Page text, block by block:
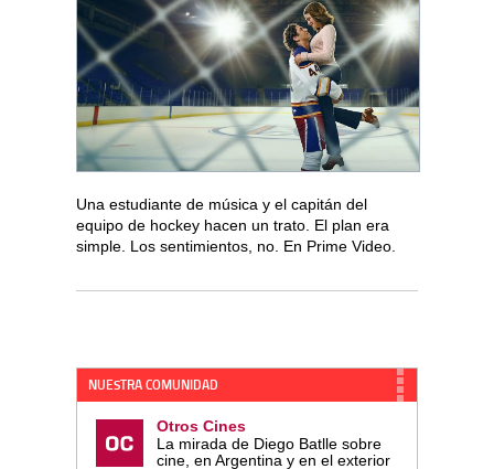
Una estudiante de música y el capitán del
equipo de hockey hacen un trato. El plan era
simple. Los sentimientos, no. En Prime Video.
NUESTRA COMUNIDAD
Otros Cines
La mirada de Diego Batlle sobre
cine, en Argentina y en el exterior